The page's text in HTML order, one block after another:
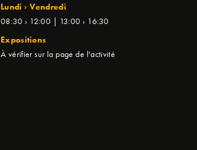
Lundi › Vendredi
08:30 › 12:00 | 13:00 › 16:30
Expositions
À vérifier sur la page de l'activité